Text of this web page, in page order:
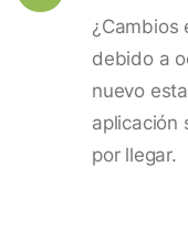
¿Cambios
debido a
nuevo
aplicación
por llegar.